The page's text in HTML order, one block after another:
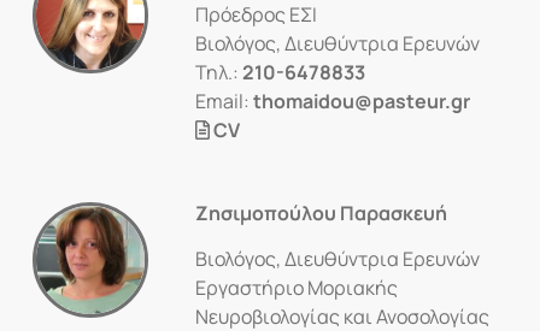
Πρόεδρος ΕΣΙ
Βιολόγος, Διευθύντρια Ερευνών
Τηλ.: 210-6478833
Email: thomaidou@pasteur.gr
CV
Ζησιμοπούλου Παρασκευή
Βιολόγος, Διευθύντρια Ερευνών
Εργαστήριο Μοριακής
Νευροβιολογίας και Ανοσολογίας